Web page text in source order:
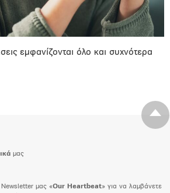
εμφανίζονται όλο και συχνότερα
μας
Newsletter μας «Our Heartbeat» για να λαμβάνετε